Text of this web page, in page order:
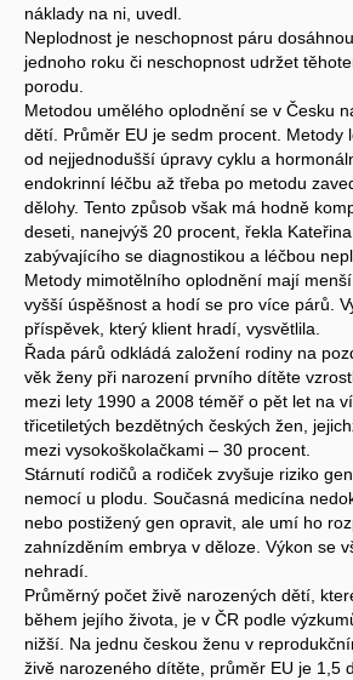
náklady na ni, uvedl.
Neplodnost je neschopnost páru
jednoho roku či neschopnost udržet
porodu.
Metodou umělého oplodnění se v Česku
dětí. Průměr EU je sedm procent. Metody
od nejjednodušší úpravy cyklu a
endokrinní léčbu až třeba po metodu
dělohy. Tento způsob však má hodně
deseti, nanejvýš 20 procent, řekla
zabývajícího se diagnostikou a léčbou
Metody mimotělního oplodnění mají
vyšší úspěšnost a hodí se pro více párů.
příspěvek, který klient hradí, vysvětlila.
Řada párů odkládá založení rodiny na
věk ženy při narození prvního dítěte
mezi lety 1990 a 2008 téměř o pět let na
třicetiletých bezdětných českých žen,
mezi vysokoškolačkami – 30 procent.
Stárnutí rodičů a rodiček zvyšuje riziko
nemocí u plodu. Současná medicína
nebo postižený gen opravit, ale umí ho
zahnízděním embrya v děloze. Výkon se
nehradí.
Průměrný počet živě narozených dětí,
během jejího života, je v ČR podle
nižší. Na jednu českou ženu v
živě narozeného dítěte, průměr EU je 1,5